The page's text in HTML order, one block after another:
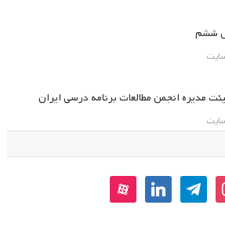
ششم
مدیره انجمن مطالعات برنامه درسی ایران
telegram
linkedin
aparat